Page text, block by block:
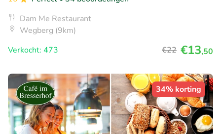
Dam Me Restaurant
Wegberg (9km)
Verkocht: 473
€22 €13,50
34% korting